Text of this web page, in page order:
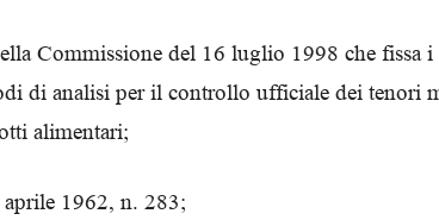
Commissione del 16 luglio 1998 che fissa
di analisi per il controllo ufficiale dei tenori
alimentari;
1962, n. 283;